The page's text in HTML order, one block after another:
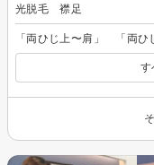
光脱毛 襟足
「両ひじ上〜肩」 「両ひ
す